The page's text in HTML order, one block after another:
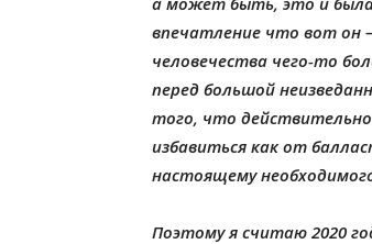
впечатление что вот он
человечества чего-то
перед большой
того, что
избавиться как от
настоящему
Поэтому я считаю 2020